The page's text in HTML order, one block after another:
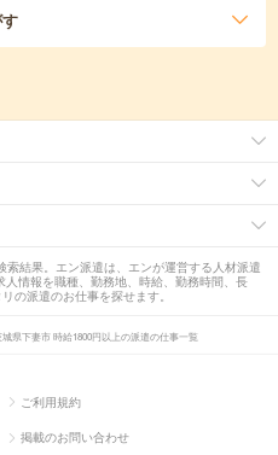
結果。エン派遣は、エンが運営する人材派遣
情報を職種、勤務地、時給、勤務時間、長
の派遣のお仕事を探せます。
城県下妻市 時給1800円以上の派遣の仕事一覧
ご利用規約
掲載のお問い合わせ